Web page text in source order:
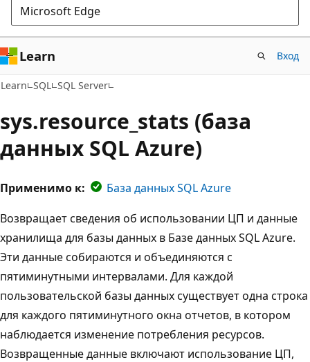
Microsoft Edge
Learn Вход
Learn SQL SQL Server
sys.resource_stats (база
данных SQL Azure)
Применимо к:
База данных SQL Azure
Возвращает сведения об использовании ЦП и данные
хранилища для базы данных в Базе данных SQL Azure.
Эти данные собираются и объединяются с
пятиминутными интервалами. Для каждой
пользовательской базы данных существует одна строка
для каждого пятиминутного окна отчетов, в котором
наблюдается изменение потребления ресурсов.
Возвращенные данные включают использование ЦП,